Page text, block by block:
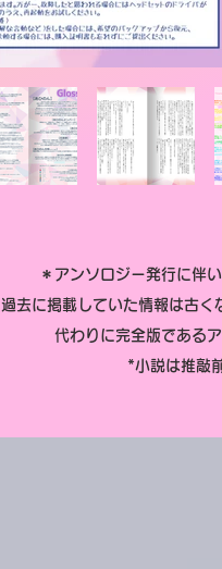
＊​アンソロジー発行に伴
過去に掲載していた情報は古く
代わりに完全版である
​*小説は推敲